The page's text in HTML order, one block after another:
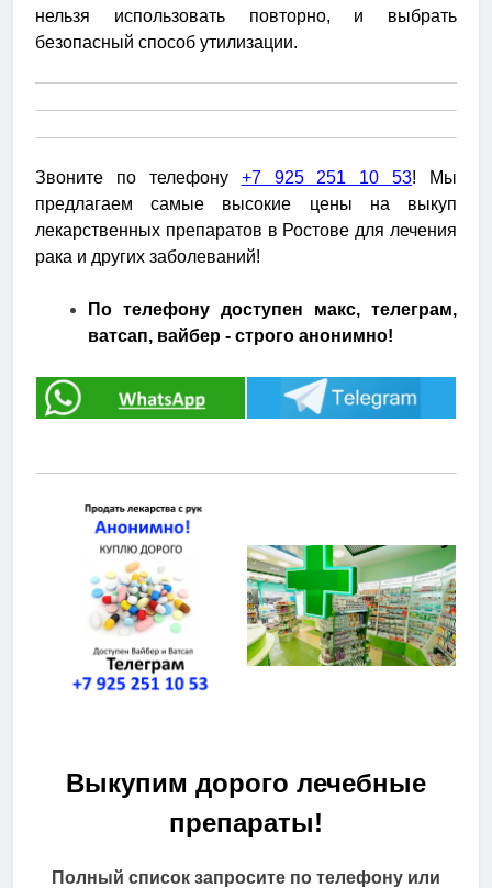
нельзя использовать повторно, и выбрать
безопасный способ утилизации.
Звоните по телефону +7 925 251 10 53! Мы
предлагаем самые высокие цены на выкуп
лекарственных препаратов в Ростове для лечения
рака и других заболеваний!
По телефону доступен макс, телеграм,
ватсап, вайбер - строго анонимно!
Выкупим дорого лечебные
препараты!
Полный список запросите по телефону или